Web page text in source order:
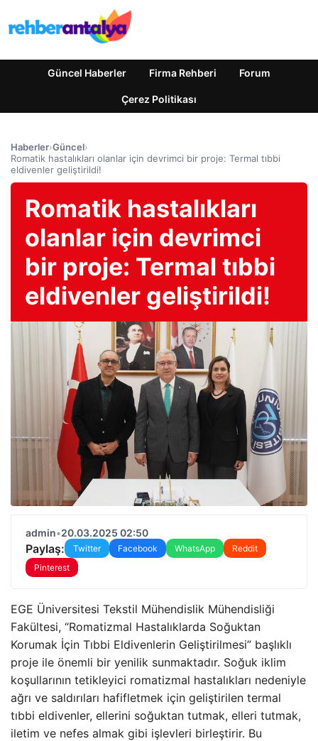
Güncel Haberler Firma Rehberi Forum
Çerez Politikası
Haberler›Güncel›
Romatik hastalıkları olanlar için devrimci bir proje: Termal tıbbi
eldivenler geliştirildi!
Romatik hastalıkları
olanlar için devrimci
bir proje: Termal tıbbi
eldivenler geliştirildi!
admin•20.03.2025 02:50
Paylaş: Twitter Facebook WhatsApp
Reddit
Pinterest
EGE Üniversitesi Tekstil Mühendislik Mühendisliği
Fakültesi, “Romatizmal Hastalıklarda Soğuktan
Korumak İçin Tıbbi Eldivenlerin Geliştirilmesi” başlıklı
proje ile önemli bir yenilik sunmaktadır. Soğuk iklim
koşullarının tetikleyici romatizmal hastalıkları nedeniyle
ağrı ve saldırıları hafifletmek için geliştirilen termal
tıbbi eldivenler, ellerini soğuktan tutmak, elleri tutmak,
iletim ve nefes almak gibi işlevleri birleştirir. Bu